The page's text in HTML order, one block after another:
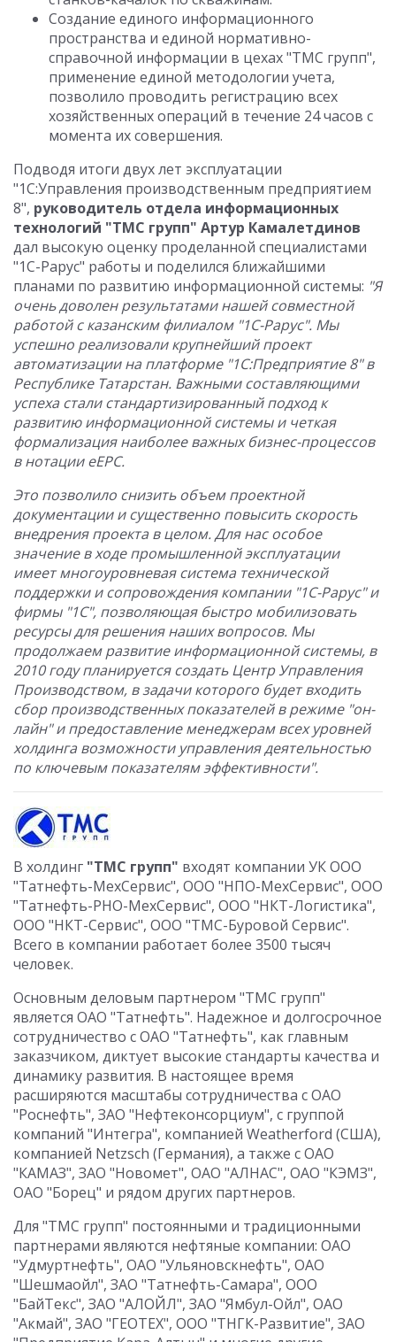
Создание единого информационного
пространства и единой нормативно-
справочной информации в цехах "ТМС групп",
применение единой методологии учета,
позволило проводить регистрацию всех
хозяйственных операций в течение 24 часов с
момента их совершения.
Подводя итоги двух лет эксплуатации
"1С:Управления производственным предприятием
8", руководитель отдела информационных
технологий "ТМС групп" Артур Камалетдинов
дал высокую оценку проделанной специалистами
"1С-Рарус" работы и поделился ближайшими
планами по развитию информационной системы: "Я
очень доволен результатами нашей совместной
работой с казанским филиалом "1С-Рарус". Мы
успешно реализовали крупнейший проект
автоматизации на платформе "1С:Предприятие 8" в
Республике Татарстан. Важными составляющими
успеха стали стандартизированный подход к
развитию информационной системы и четкая
формализация наиболее важных бизнес-процессов
в нотации eEPC.
Это позволило снизить объем проектной
документации и существенно повысить скорость
внедрения проекта в целом. Для нас особое
значение в ходе промышленной эксплуатации
имеет многоуровневая система технической
поддержки и сопровождения компании "1С-Рарус" и
фирмы "1С", позволяющая быстро мобилизовать
ресурсы для решения наших вопросов. Мы
продолжаем развитие информационной системы, в
2010 году планируется создать Центр Управления
Производством, в задачи которого будет входить
сбор производственных показателей в режиме "он-
лайн" и предоставление менеджерам всех уровней
холдинга возможности управления деятельностью
по ключевым показателям эффективности".
В холдинг "ТМС групп" входят компании УК ООО
"Татнефть-МехСервис", ООО "НПО-МехСервис", ООО
"Татнефть-РНО-МехСервис", ООО "НКТ-Логистика",
ООО "НКТ-Сервис", ООО "ТМС-Буровой Сервис".
Всего в компании работает более 3500 тысяч
человек.
Основным деловым партнером "ТМС групп"
является ОАО "Татнефть". Надежное и долгосрочное
сотрудничество с ОАО "Татнефть", как главным
заказчиком, диктует высокие стандарты качества и
динамику развития. В настоящее время
расширяются масштабы сотрудничества с ОАО
"Роснефть", ЗАО "Нефтеконсорциум", с группой
компаний "Интегра", компанией Weatherford (США),
компанией Netzsch (Германия), а также с ОАО
"КАМАЗ", ЗАО "Новомет", ОАО "АЛНАС", ОАО "КЭМЗ",
ОАО "Борец" и рядом других партнеров.
Для "ТМС групп" постоянными и традиционными
партнерами являются нефтяные компании: ОАО
"Удмуртнефть", ОАО "Ульяновскнефть", ОАО
"Шешмаойл", ЗАО "Татнефть-Самара", ООО
"БайТекс", ЗАО "АЛОЙЛ", ЗАО "Ямбул-Ойл", ОАО
"Акмай", ЗАО "ГЕОТЕХ", ООО "ТНГК-Развитие", ЗАО